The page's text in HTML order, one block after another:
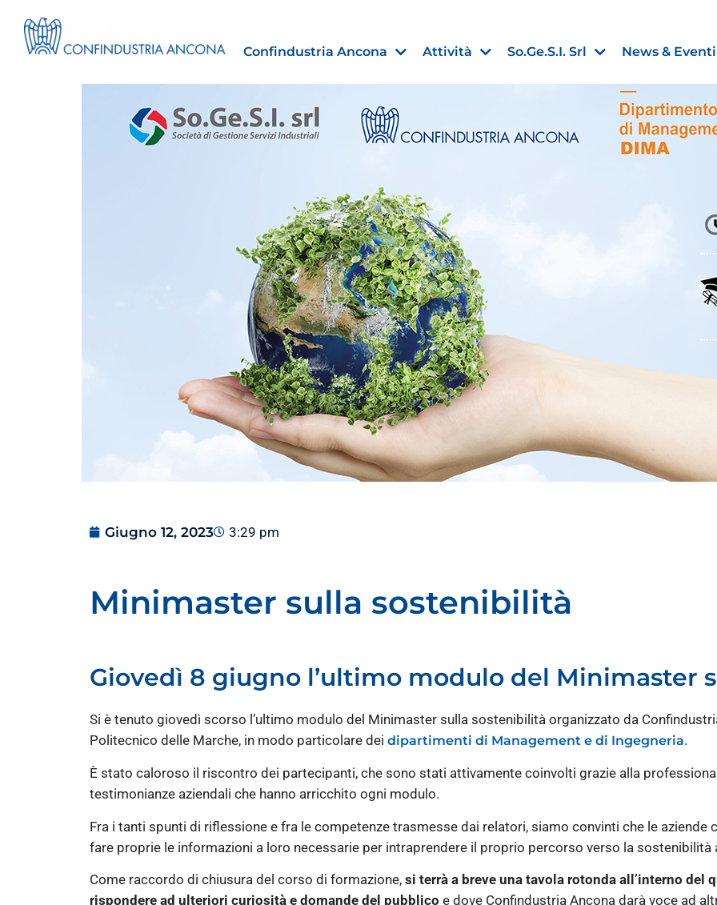
Confindustria Ancona Attività So.Ge.S.I. Srl News & Eventi
Importazioni dagli Stati Uniti nell’UE:
novità sulle prove di origine non
“PMI, Industria e Incentivi
Leggi →
Giugno 12, 2023 3:29 pm
Minimaster sulla sostenibilità
Giovedì 8 giugno l’ultimo modulo del Minimaster
Si è tenuto giovedì scorso l’ultimo modulo del Minimaster sulla sostenibilità organizzato da
Politecnico delle Marche, in modo particolare dei dipartimenti di Management e di Ingegneria.
È stato caloroso il riscontro dei partecipanti, che sono stati attivamente coinvolti grazie alla
testimonianze aziendali che hanno arricchito ogni modulo.
Fra i tanti spunti di riflessione e fra le competenze trasmesse dai relatori, siamo convinti che le aziende
fare proprie le informazioni a loro necessarie per intraprendere il proprio percorso verso la sostenibilità
Come raccordo di chiusura del corso di formazione, si terrà a breve una tavola rotonda all’interno
rispondere ad ulteriori curiosità e domande del pubblico e dove Confindustria Ancona darà voce ad